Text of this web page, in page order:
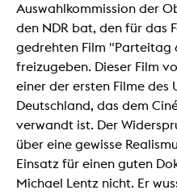
Auswahlkommission der
den NDR bat, den für das
gedrehten Film "Parteitag
freizugeben. Dieser Film
einer der ersten Filme
Deutschland, das dem
verwandt ist. Der
über eine gewisse
Einsatz für einen guten
Michael Lentz nicht. Er